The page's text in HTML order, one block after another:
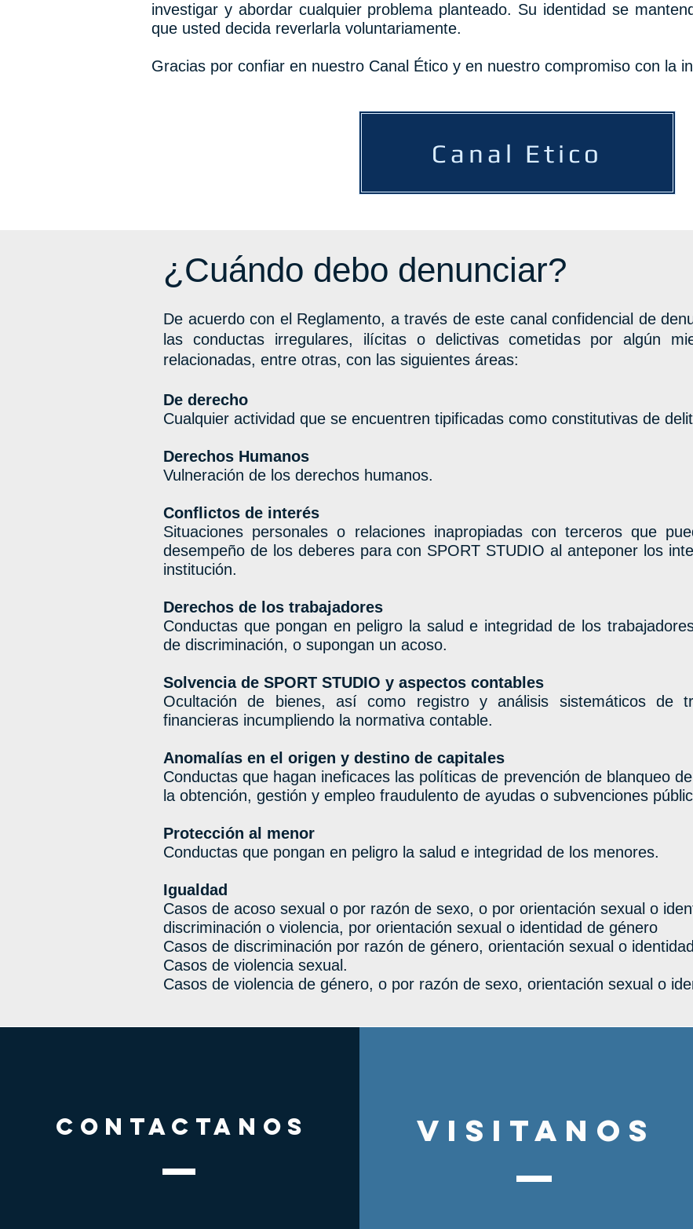
investigar y abordar cualquier problema planteado. Su identidad se
que usted decida reverlarla voluntariamente.
Gracias por confiar en nuestro Canal Ético y en nuestro compromiso con la
Canal Etico
¿Cuándo debo denunciar?
De acuerdo con el Reglamento, a través de este canal confidencial de
las conductas irregulares, ilícitas o delictivas cometidas por algún
relacionadas, entre otras, con las siguientes áreas:
De derecho
Cualquier actividad que se encuentren tipificadas como constitutivas de
Derechos Humanos
Vulneración de los derechos humanos.
Conflictos de interés
Situaciones personales o relaciones inapropiadas con terceros que
desempeño de los deberes para con SPORT STUDIO al anteponer los
institución.
Derechos de los trabajadores
Conductas que pongan en peligro la salud e integridad de los
de discriminación, o supongan un acoso.
Solvencia de SPORT STUDIO y aspectos contables
Ocultación de bienes, así como registro y análisis sistemáticos de
financieras incumpliendo la normativa contable.
Anomalías en el origen y destino de capitales
Conductas que hagan ineficaces las políticas de prevención de blanqueo
la obtención, gestión y empleo fraudulento de ayudas o subvenciones
Protección al menor
Conductas que pongan en peligro la salud e integridad de los menores.
Igualdad
Casos de acoso sexual o por razón de sexo, o por orientación sexual o
discriminación o violencia, por orientación sexual o identidad de género
Casos de discriminación por razón de género, orientación sexual o
Casos de violencia sexual.
Casos de violencia de género, o por razón de sexo, orientación sexual o
CONTACTANOS visitanos